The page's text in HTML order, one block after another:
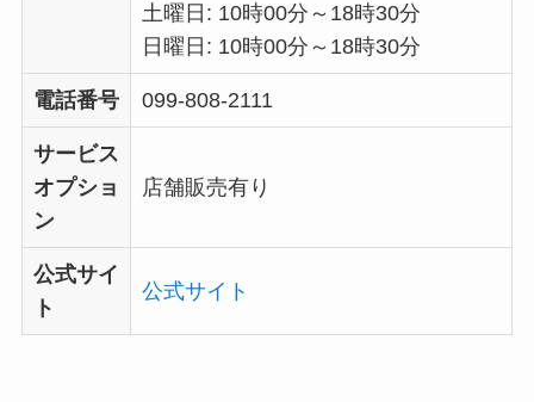
土曜日: 10時00分～18時30分
日曜日: 10時00分～18時30分
電話番号 099-808-2111
サービス
オプショ
ン
店舗販売有り
公式サイ
ト
公式サイト